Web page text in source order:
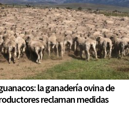
la ganadería ovina de
reclaman medidas